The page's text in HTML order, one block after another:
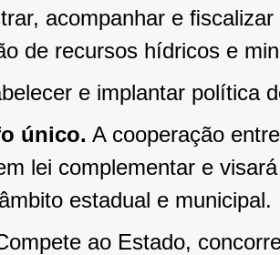
acompanhar e
de recursos hídricos e
e implantar política
único. A cooperação
lei complementar e
estadual e municipal.
ao Estado,